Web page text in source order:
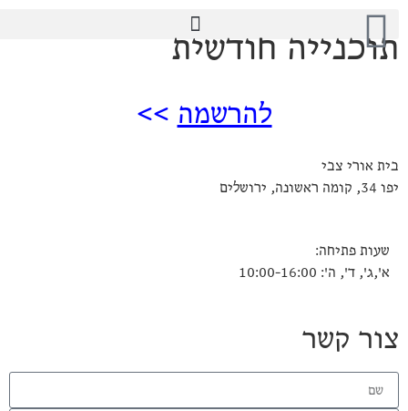
תוכנייה חודשית
להרשמה>>
בית אורי צבי
יפו 34, קומה ראשונה, ירושלים
שעות פתיחה:
א',ג', ד', ה': 10:00-16:00
צור קשר